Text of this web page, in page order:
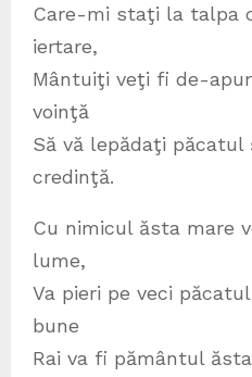
Care-mi staţi la talpa
iertare,
Mântuiţi veţi fi de-
voinţă
Să vă lepădaţi
credinţă.
Cu nimicul ăsta mare
lume,
Va pieri pe veci
bune
Rai va fi pământul